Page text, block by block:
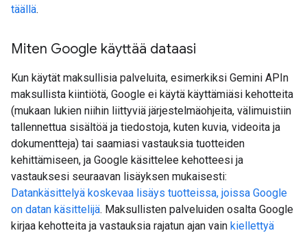
täällä.
Miten Google käyttää dataasi
Kun käytät maksullisia palveluita, esimerkiksi Gemini APIn
maksullista kiintiötä, Google ei käytä käyttämiäsi kehotteita
(mukaan lukien niihin liittyviä järjestelmäohjeita, välimuistiin
tallennettua sisältöä ja tiedostoja, kuten kuvia, videoita ja
dokumentteja) tai saamiasi vastauksia tuotteiden
kehittämiseen, ja Google käsittelee kehotteesi ja
vastauksesi seuraavan lisäyksen mukaisesti:
Datankäsittelyä koskevaa lisäys tuotteissa, joissa Google
on datan käsittelijä. Maksullisten palveluiden osalta Google
kirjaa kehotteita ja vastauksia rajatun ajan vain kiellettyä